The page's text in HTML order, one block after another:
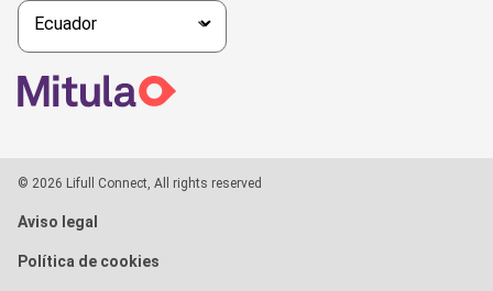
© 2026 Lifull Connect, All rights reserved
Aviso legal
Política de cookies